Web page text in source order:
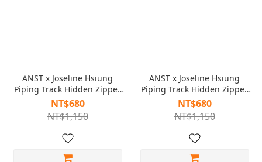
ANST x Joseline Hsiung
Piping Track Hidden Zipper
Tee/黑色 AJH.02
NT$680
NT$1,150
ANST x Joseline Hsiung
Piping Track Hidden Zipper
Tee/深灰 AJH.02
NT$680
NT$1,150